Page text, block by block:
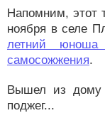
Напомним, этот
ноября в селе
летний юноша
самосожжения.
Вышел из дому
поджег...